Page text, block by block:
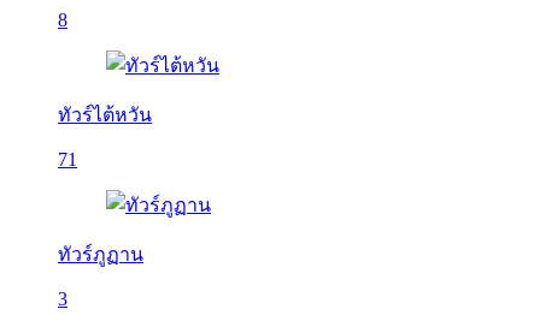
8
ทัวร์ไต้หวัน
71
ทัวร์ภูฏาน
3